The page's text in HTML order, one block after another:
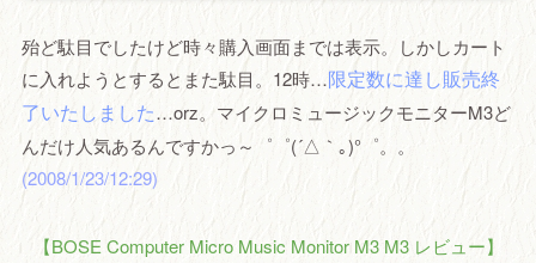
殆ど駄目でしたけど時々購入画面までは表示。しかしカート
に入れようとするとまた駄目。12時…限定数に達し販売終
了いたしました…orz。マイクロミュージックモニターM3ど
んだけ人気あるんですかっ～゜゜(´△｀｡)°゜。。
(2008/1/23/12:29)
【BOSE Computer Micro Music Monitor M3 M3 レビュー】